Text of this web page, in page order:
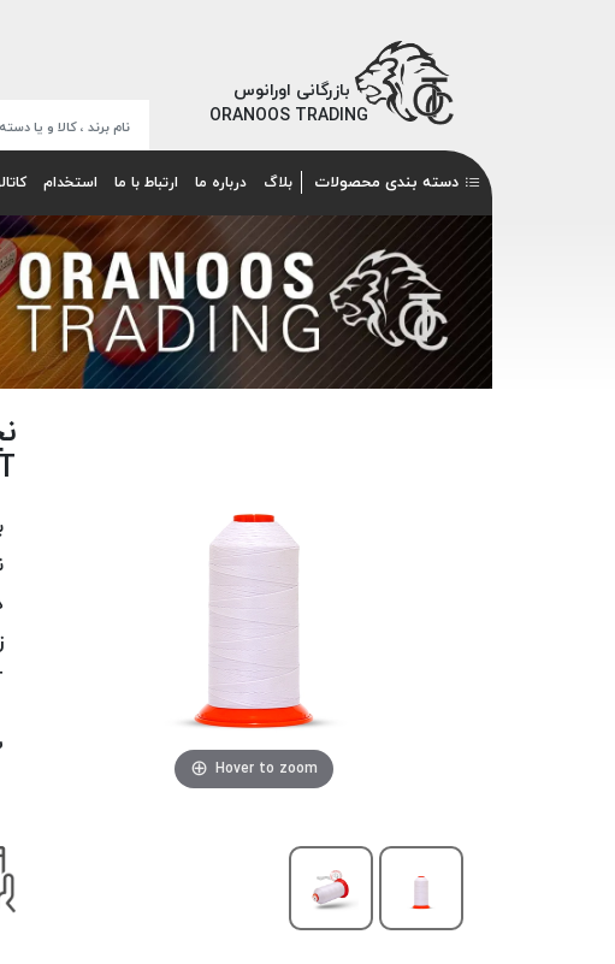
بازرگانی اورانوس
ORANOOS TRADING
دسته بندی محصولات بلاگ درباره ما ارتباط با ما استخدام
Hover to zoom